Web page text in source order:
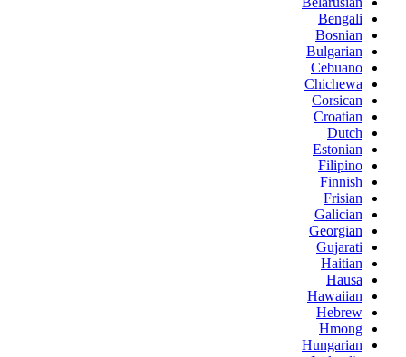
Bengali
Bosnian
Bulgarian
Cebuano
Chichewa
Corsican
Croatian
Dutch
Estonian
Filipino
Finnish
Frisian
Galician
Georgian
Gujarati
Haitian
Hausa
Hawaiian
Hebrew
Hmong
Hungarian